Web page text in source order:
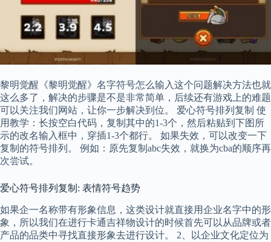
黎明觉醒《黎明觉醒》名字符号怎么输入这个问题解决方法也就
这么多了，解决的步骤是不是非常简单，后续还有游戏上的难题
可以关注我们网站，让你一步解决到位。 爱心符号排列复制 使
用教学：长按空白代码，复制其中的1-3个，然后粘贴到下图所
示的改名输入框中，穿插1-3个都行。 如果失效，可以改变一下
复制的符号排列。 例如：原先复制abc失效，就换为cba的顺序再
次尝试。
爱心符号排列复制: 表情符号趋势
如果企一名称带有形象信息，这类设计就直接用企业名字中的形
象，所以我们在进行卡通吉祥物设计的时候首先可以从品牌或者
产品的品类中寻找直接形象去进行设计。 2、以企业文化定位为